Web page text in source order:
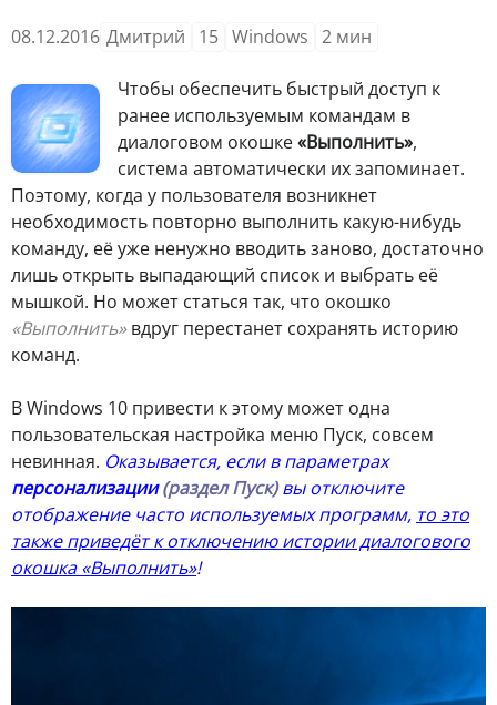
08.12.2016 Дмитрий 15 Windows 2 мин
Чтобы обеспечить быстрый доступ к
ранее используемым командам в
диалоговом окошке«Выполнить»,
система автоматически их запоминает.
Поэтому, когда у пользователя возникнет
необходимость повторно выполнить какую-нибудь
команду, её уже ненужно вводить заново, достаточно
лишь открыть выпадающий список и выбрать её
мышкой. Но может статься так, что окошко
«Выполнить»вдруг перестанет сохранять историю
команд.
В Windows 10 привести к этому может одна
пользовательская настройка меню Пуск, совсем
невинная. Оказывается, если в параметрах
персонализации(раздел Пуск)вы отключите
отображение часто используемых программ, то это
также приведёт к отключению истории диалогового
окошка «Выполнить»!